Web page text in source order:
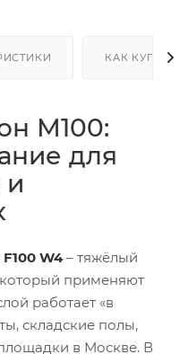
КАК КУПИТЬ
М100:
для
и
W4– тяжёлый
применяют
работает «в
складские полы,
в Москве. В